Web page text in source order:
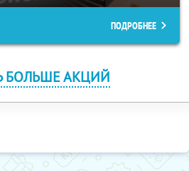
ПОДРОБНЕЕ
БОЛЬШЕ АКЦИЙ